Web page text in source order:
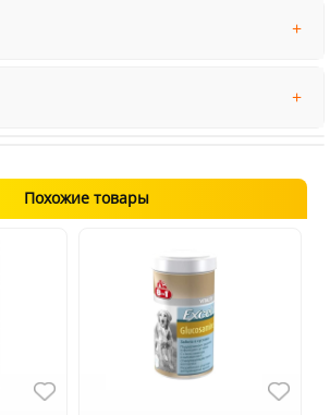
Похожие товары